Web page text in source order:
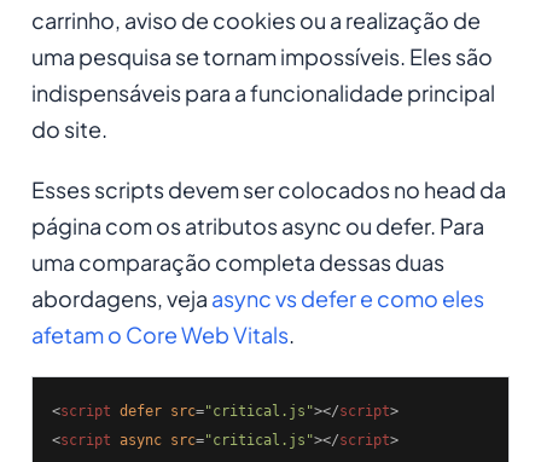
carrinho, aviso de cookies ou a realização de
uma pesquisa se tornam impossíveis. Eles são
indispensáveis para a funcionalidade principal
do site.
Esses scripts devem ser colocados no head da
página com os atributos async ou defer. Para
uma comparação completa dessas duas
abordagens, veja async vs defer e como eles
afetam o Core Web Vitals.
<script defer src="critical.js"></script>
<script async src="critical.js"></script>